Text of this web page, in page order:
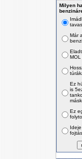
Milyen
Már
Ez
is
Ez